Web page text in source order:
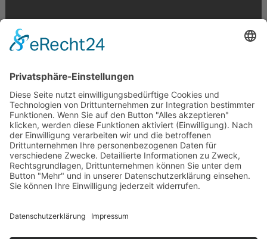
Krahnstr. 17/18 | 49074 Osnabrück
Telefon: 0541 29746 | E-Mail:info@optikmeyer.de
Impressum|Datenschutz|Cookie-Einstellungen